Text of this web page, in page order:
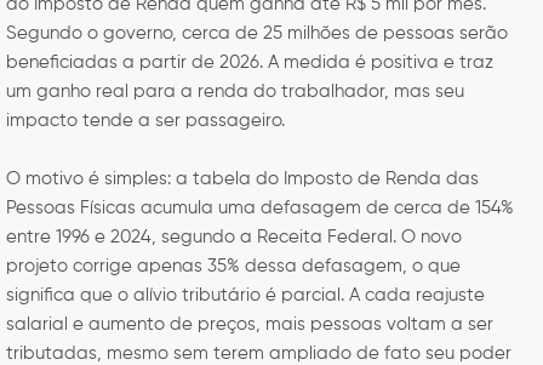
do Imposto de Renda quem ganha até R$ 5 mil por mês.
Segundo o governo, cerca de 25 milhões de pessoas serão
beneficiadas a partir de 2026. A medida é positiva e traz
um ganho real para a renda do trabalhador, mas seu
impacto tende a ser passageiro.
O motivo é simples: a tabela do Imposto de Renda das
Pessoas Físicas acumula uma defasagem de cerca de 154%
entre 1996 e 2024, segundo a Receita Federal. O novo
projeto corrige apenas 35% dessa defasagem, o que
significa que o alívio tributário é parcial. A cada reajuste
salarial e aumento de preços, mais pessoas voltam a ser
tributadas, mesmo sem terem ampliado de fato seu poder